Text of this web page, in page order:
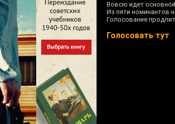
Вовсю идет
Из пяти номинантов
Голосование
Голосовать тут